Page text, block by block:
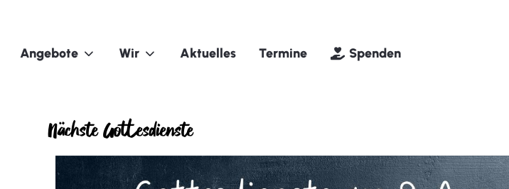
Angebote Wir Aktuelles Termine Spenden
Nächste Gottesdienste